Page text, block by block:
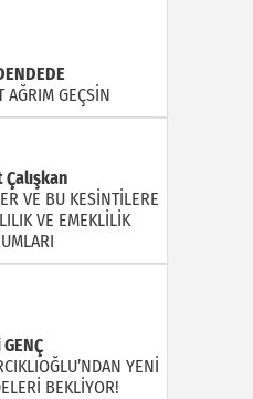
AĞRIM GEÇSİN
VE BU KESİNTİLERE
VE EMEKLİLİK
YENİ
BEKLİYOR!